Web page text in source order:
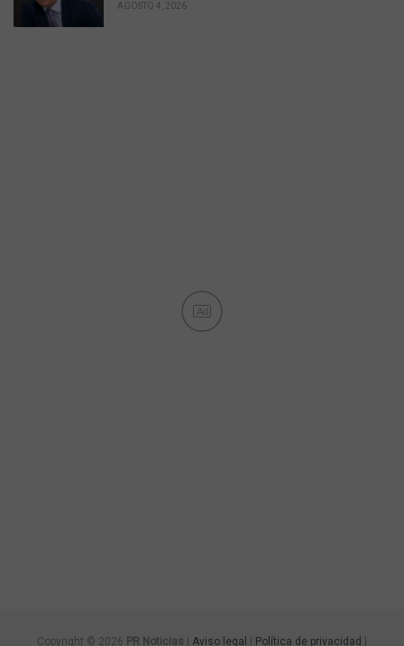
AGOSTO 4, 2026
Ad
Copyright © 2026 PR Noticias Aviso legal Política de privacidad